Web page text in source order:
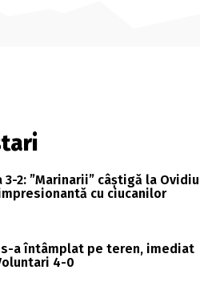
3-2: ”Marinarii” câștigă la Ovidiu
cu ciucanilor
s-a întâmplat pe teren, imediat
4-0